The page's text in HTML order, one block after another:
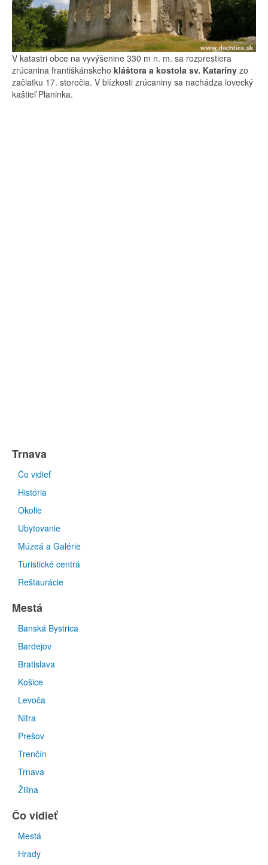
V katastri obce na vyvýšenine 330 m n. m. sa rozprestiera
zrúcanina františkánskeho kláštora a kostola sv. Kataríny zo
začiatku 17. storočia. V blízkosti zrúcaniny sa nachádza lovecký
kaštieľ Planinka.
Trnava
Čo vidieť
História
Okolie
Ubytovanie
Múzeá a Galérie
Turistické centrá
Reštaurácie
Mestá
Banská Bystrica
Bardejov
Bratislava
Košice
Levoča
Nitra
Prešov
Trenčín
Trnava
Žilina
Čo vidieť
Mestá
Hrady